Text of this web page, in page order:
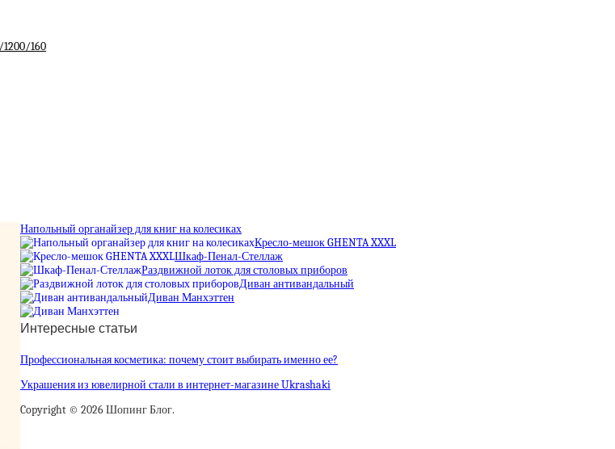
1200/160
Напольный органайзер для книг на колесиках
Кресло-мешок GHENTA XXXL
Шкаф-Пенал-Стеллаж
Раздвижной лоток для столовых приборов
Диван антивандальный
Диван Манхэттен
Интересные статьи
Профессиональная косметика: почему стоит выбирать именно ее?
Украшения из ювелирной стали в интернет-магазине Ukrashaki
Copyright © 2026 Шопинг Блог.